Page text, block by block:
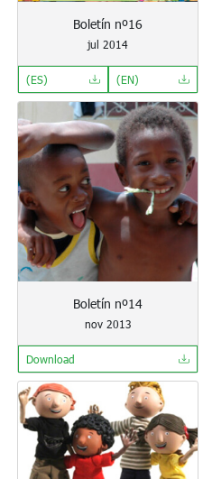
Boletín nº16
jul 2014
(ES) (EN)
Boletín nº14
nov 2013
Download